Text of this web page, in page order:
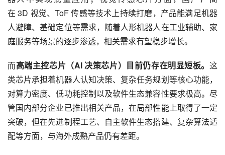
在 3D 视觉、ToF 传感等技术上持续打磨，产品能满足机器
人避障、基础定位等需求，随着人形机器人在工业辅助、家
庭服务等场景的逐步渗透，相关需求有望稳步增长。
而高端主控芯片（AI 决策芯片）目前仍存在明显短板。这
类芯片承担着机器人认知决策、复杂任务规划等核心功能，
对算力密度、低功耗控制以及软件生态兼容性要求极高。尽
管国内部分企业已推出相关产品，在局部性能上取得了一定
突破，但在先进制程工艺、自主软件生态搭建、复杂算法适
配等方面，与海外成熟产品仍有差距。